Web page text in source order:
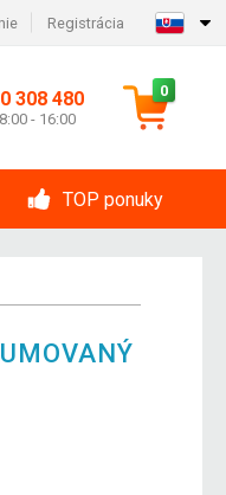
Registrácia
308 480
- 16:00
0
TOP ponuky